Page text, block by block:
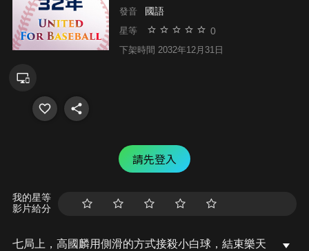
發音 國語
星等 0
下架時間 2032年12月31日
請先登入
我的星等
影片給分
七局上，高國麟用側滑的方式接殺小白球，結束樂天